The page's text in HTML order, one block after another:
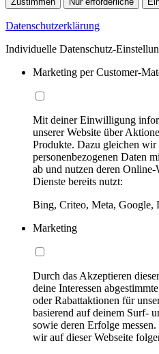
Datenschutzerklärung
Individuelle Datenschutz-
Marketing per Customer-
Mit deiner Einwilligung
unserer Website über
Produkte. Dazu gleichen wir
personenbezogenen Daten
ab und nutzen deren Online-
Dienste bereits nutzt:
Bing, Criteo, Meta, Google,
Marketing
Durch das Akzeptieren
deine Interessen
oder Rabattaktionen für
basierend auf deinem Surf-
sowie deren Erfolge
wir auf dieser Webseite